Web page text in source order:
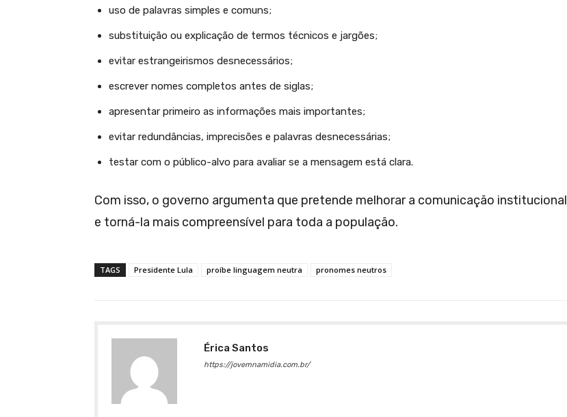
uso de palavras simples e comuns;
substituição ou explicação de termos técnicos e jargões;
evitar estrangeirismos desnecessários;
escrever nomes completos antes de siglas;
apresentar primeiro as informações mais importantes;
evitar redundâncias, imprecisões e palavras desnecessárias;
testar com o público-alvo para avaliar se a mensagem está clara.
Com isso, o governo argumenta que pretende melhorar a comunicação institucional
e torná-la mais compreensível para toda a população.
TAGS Presidente Lula proíbe linguagem neutra pronomes neutros
Érica Santos
https://jovemnamidia.com.br/